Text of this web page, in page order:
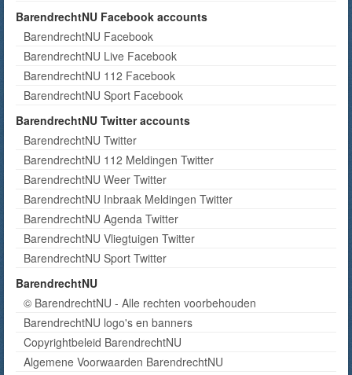
BarendrechtNU Facebook accounts
BarendrechtNU Facebook
BarendrechtNU Live Facebook
BarendrechtNU 112 Facebook
BarendrechtNU Sport Facebook
BarendrechtNU Twitter accounts
BarendrechtNU Twitter
BarendrechtNU 112 Meldingen Twitter
BarendrechtNU Weer Twitter
BarendrechtNU Inbraak Meldingen Twitter
BarendrechtNU Agenda Twitter
BarendrechtNU Vliegtuigen Twitter
BarendrechtNU Sport Twitter
BarendrechtNU
© BarendrechtNU - Alle rechten voorbehouden
BarendrechtNU logo's en banners
Copyrightbeleid BarendrechtNU
Algemene Voorwaarden BarendrechtNU